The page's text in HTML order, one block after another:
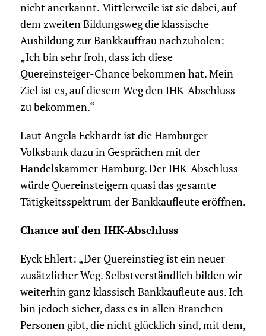
nicht anerkannt. Mittlerweile ist sie dabei, auf
dem zweiten Bildungsweg die klassische
Ausbildung zur Bankkauffrau nachzuholen:
„Ich bin sehr froh, dass ich diese
Quereinsteiger-Chance bekommen hat. Mein
Ziel ist es, auf diesem Weg den IHK-Abschluss
zu bekommen.“
Laut Angela Eckhardt ist die Hamburger
Volksbank dazu in Gesprächen mit der
Handelskammer Hamburg. Der IHK-Abschluss
würde Quereinsteigern quasi das gesamte
Tätigkeitsspektrum der Bankkaufleute eröffnen.
Chance auf den IHK-Abschluss
Eyck Ehlert: „Der Quereinstieg ist ein neuer
zusätzlicher Weg. Selbstverständlich bilden wir
weiterhin ganz klassisch Bankkaufleute aus. Ich
bin jedoch sicher, dass es in allen Branchen
Personen gibt, die nicht glücklich sind, mit dem,